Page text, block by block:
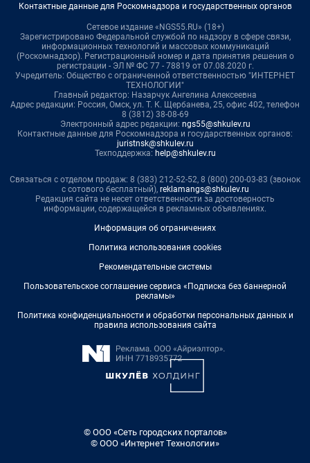
Контактные данные для Роскомнадзора и государственных органов
Сетевое издание «NGS55.RU» (18+)
Зарегистрировано Федеральной службой по надзору в сфере связи,
информационных технологий и массовых коммуникаций
(Роскомнадзор). Регистрационный номер и дата принятия решения о
регистрации - ЭЛ № ФС 77 - 78819 от 07.08.2020 г.
Учредитель: Общество с ограниченной ответственностью "ИНТЕРНЕТ
ТЕХНОЛОГИИ"
Главный редактор: Назарчук Ангелина Алексеевна
Адрес редакции: Россия, Омск, ул. Т. К. Щербанева, 25, офис 402, телефон
8 (3812) 38-08-69
Электронный адрес редакции: ngs55@shkulev.ru
Контактные данные для Роскомнадзора и государственных органов:
juristnsk@shkulev.ru
Техподдержка: help@shkulev.ru
Связаться с отделом продаж: 8 (383) 212-52-52, 8 (800) 200-03-83 (звонок
с сотового бесплатный), reklamangs@shkulev.ru
Редакция сайта не несет ответственности за достоверность
информации, содержащейся в рекламных объявлениях.
Информация об ограничениях
Политика использования cookies
Рекомендательные системы
Пользовательское соглашение сервиса «Подписка без баннерной
рекламы»
Политика конфиденциальности и обработки персональных данных и
правила использования сайта
© ООО «Сеть городских порталов»
© ООО «Интернет Технологии»